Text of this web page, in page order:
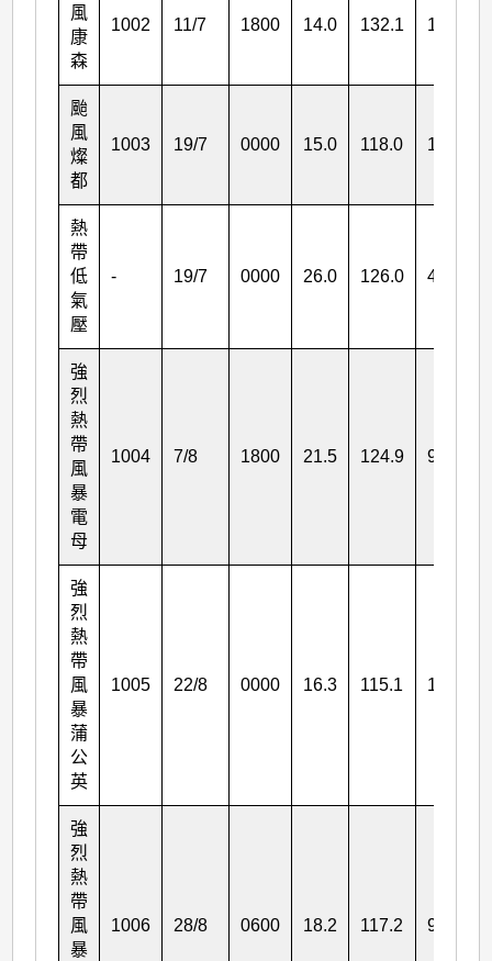
風
康
森
1002 11/7 1800 14.0 132.1 120
颱
風
燦
都
1003 19/7 0000 15.0 118.0 120
熱
帶
低
氣
壓
- 19/7 0000 26.0 126.0 45
強
烈
熱
帶
風
暴
電
母
1004 7/8 1800 21.5 124.9 90
強
烈
熱
帶
風
暴
蒲
公
英
1005 22/8 0000 16.3 115.1 105
強
烈
熱
帶
風
暴
1006 28/8 0600 18.2 117.2 90